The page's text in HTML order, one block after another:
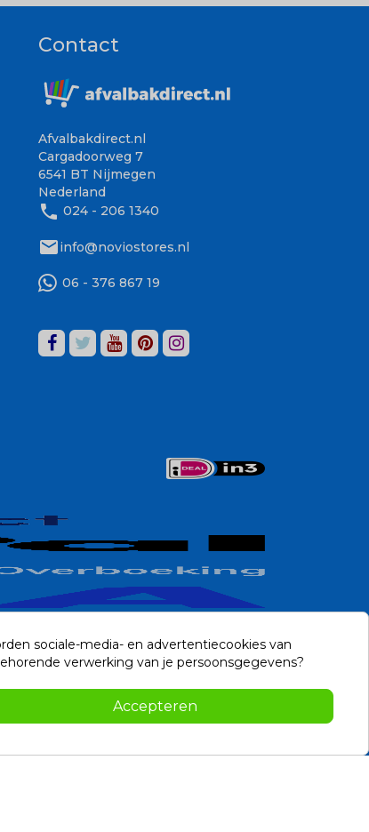
Contact
Afvalbakdirect.nl
Cargadoorweg 7
6541 BT Nijmegen
Nederland
phone 024 - 206 1340
mailinfo@noviostores.nl
06 - 376 867 19
Alle rechten voorbehouden.
sociale-media- en advertentiecookies van
verwerking van je persoonsgegevens?
Accepteren